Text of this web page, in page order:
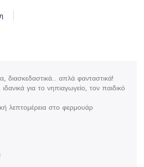
απλά φανταστικά!
για το νηπιαγωγείο, τον παιδικό
λεπτομέρεια στο φερμουάρ